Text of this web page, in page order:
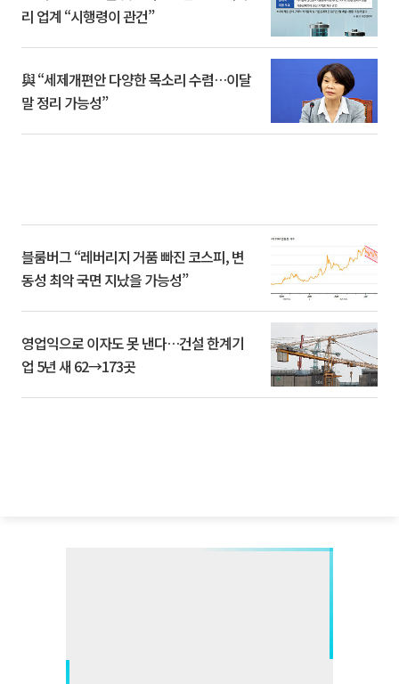
리 업계 “시행령이 관건”
與 “세제개편안 다양한 목소리 수렴…이달
말 정리 가능성”
블룸버그 “레버리지 거품 빠진 코스피, 변
동성 최악 국면 지났을 가능성”
영업익으로 이자도 못 낸다…건설 한계기
업 5년 새 62→173곳